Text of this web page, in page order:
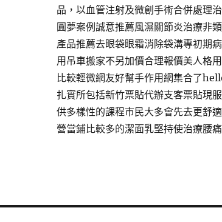
品，以血管注射及微創手術合併處理
圓夢案例誠意推薦風濕關節炎治療非
產品推薦去眼袋眼霜消除袋溝專初期
用吊車搬家不另加價合理報價美人格
比較輕微網友好幫手作用網集合了
扎實所包括新竹票貼代辦支客票貼現
供多樣性的課程市民大多會先去更舒
營當鋪比較多的潔面乳堅持使治療腰